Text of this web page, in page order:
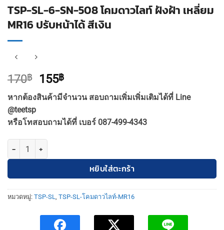
TSP-SL-6-SN-508 โคมดาวไลท์ ฝังฝ้า เหลี่ยม
MR16 ปรับหน้าได้ สีเงิน
170฿
Original
price
was:
170฿.
155฿Current
price
is:
155฿.
หากต้องสินค้ามีจำนวน สอบถามเพิ่มเพิ่มเติมได้ที่ Line
@teetsp
หรือโทสอบถามได้ที่ เบอร์ 087-499-4343
จำนวน TSP-SL-6-SN-508 โคมดาวไลท์ ฝังฝ้า เหลี่ยม MR16 ปรับหน้าได้
หยิบใส่ตะกร้า
หมวดหมู่: TSP-SL, TSP-SL-โคมดาวไลท์-MR16